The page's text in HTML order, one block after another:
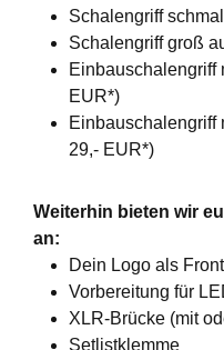
Schalengriff
Schalengriff groß
Einbauschalengriff
EUR*)
Einbauschalengriff
29,- EUR*)
Weiterhin bieten wir
an:
Dein Logo als
Vorbereitung für
XLR-Brücke (mit
Setlistklemme